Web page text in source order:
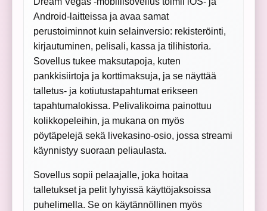
Android-laitteissa ja avaa samat
perustoiminnot kuin selainversio: rekisteröinti,
kirjautuminen, pelisali, kassa ja tilihistoria.
Sovellus tukee maksutapoja, kuten
pankkisiirtoja ja korttimaksuja, ja se näyttää
talletus- ja kotiutustapahtumat erikseen
tapahtumalokissa. Pelivalikoima painottuu
kolikkopeleihin, ja mukana on myös
pöytäpelejä sekä livekasino-osio, jossa streami
käynnistyy suoraan peliaulasta.
Sovellus sopii pelaajalle, joka hoitaa
talletukset ja pelit lyhyissä käyttöjaksoissa
puhelimella. Se on käytännöllinen myös